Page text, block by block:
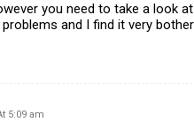
you need to take a look
and I find it very
5:09 am